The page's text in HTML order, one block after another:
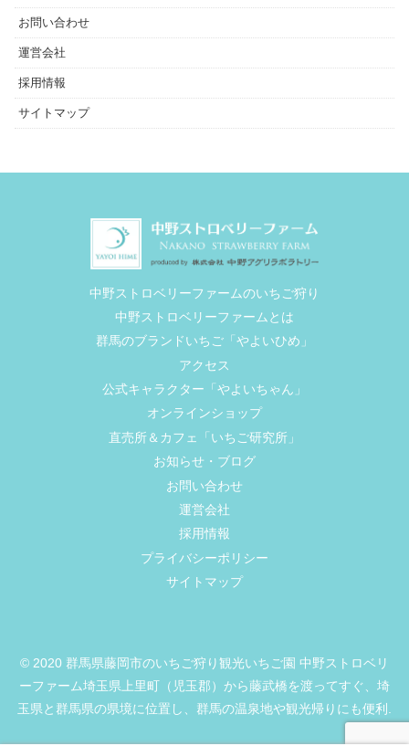
お問い合わせ
運営会社
採用情報
サイトマップ
中野ストロベリーファームのいちご狩り
中野ストロベリーファームとは
群馬のブランドいちご「やよいひめ」
アクセス
公式キャラクター「やよいちゃん」
オンラインショップ
直売所＆カフェ「いちご研究所」
お知らせ・ブログ
お問い合わせ
運営会社
採用情報
プライバシーポリシー
サイトマップ
© 2020 群馬県藤岡市のいちご狩り観光いちご園 中野ストロベリ
ーファーム埼玉県上里町（児玉郡）から藤武橋を渡ってすぐ、埼
玉県と群馬県の県境に位置し、群馬の温泉地や観光帰りにも便利.